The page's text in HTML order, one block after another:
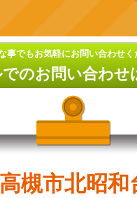
事でもお気軽にお問い合わせく
のお問い合わせ
槻市北昭和